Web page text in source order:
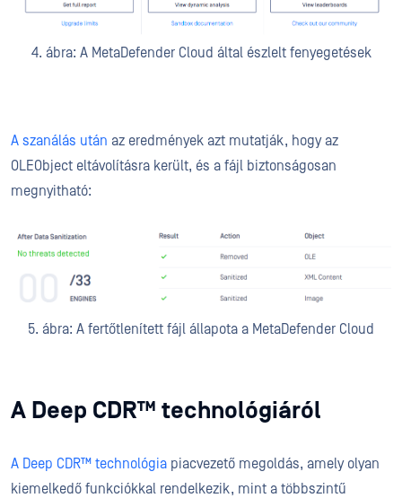
4. ábra: A MetaDefender Cloud által észlelt fenyegetések
A szanálás után az eredmények azt mutatják, hogy az
OLEObject eltávolításra került, és a fájl biztonságosan
megnyitható:
5. ábra: A fertőtlenített fájl állapota a MetaDefender Cloud
A Deep CDR™ technológiáról
A Deep CDR™ technológia piacvezető megoldás, amely olyan
kiemelkedő funkciókkal rendelkezik, mint a többszintű